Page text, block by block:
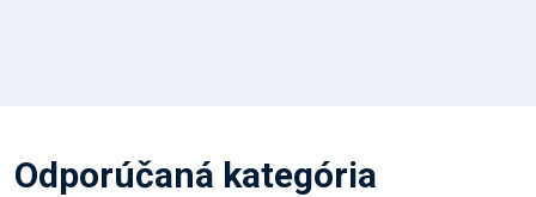
Odporúčaná kategória